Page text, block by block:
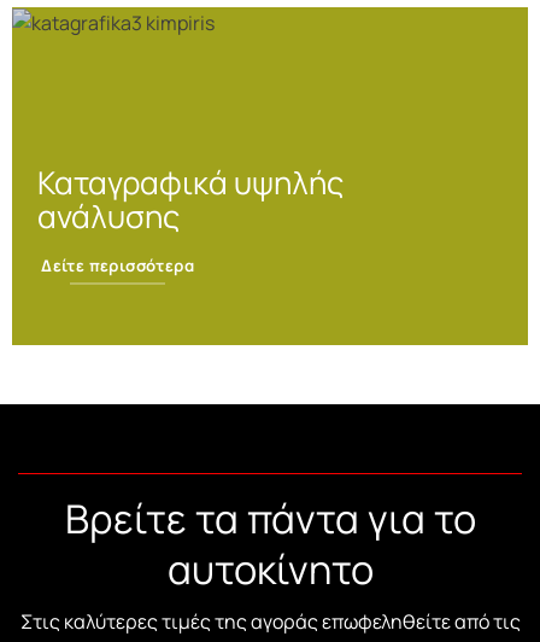
Καταγραφικά υψηλής
ανάλυσης
Δείτε περισσότερα
Βρείτε τα πάντα για το
αυτοκίνητο
Στις καλύτερες τιμές της αγοράς επωφεληθείτε από τις